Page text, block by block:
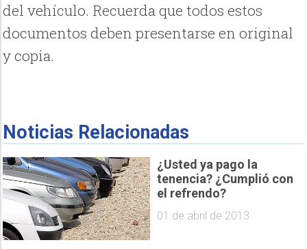
del vehículo. Recuerda que todos estos
documentos deben presentarse en original
y copia.
Noticias Relacionadas
¿Usted ya pago la
tenencia? ¿Cumplió con
el refrendo?
01 de abril de 2013